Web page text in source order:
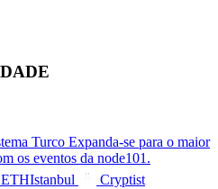
Turco Expanda-se para o maior
os eventos da node101.
ETHIstanbul Cryptist